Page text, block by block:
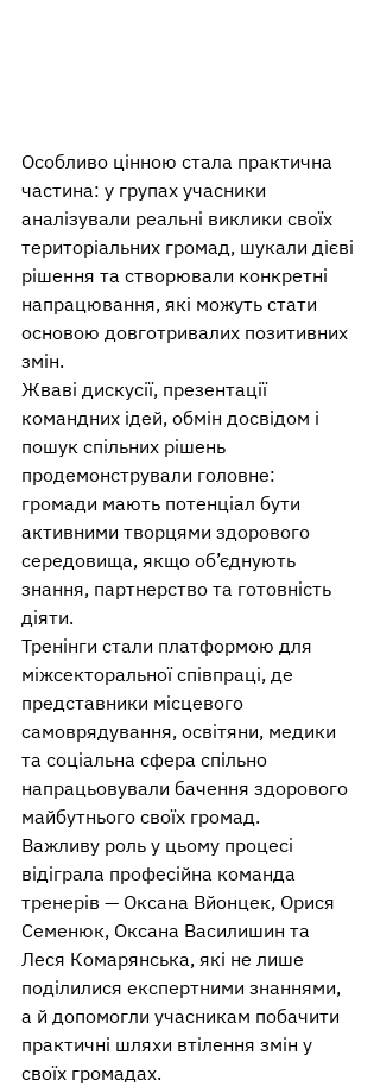
Особливо цінною стала практична
частина: у групах учасники
аналізували реальні виклики своїх
територіальних громад, шукали дієві
рішення та створювали конкретні
напрацювання, які можуть стати
основою довготривалих позитивних
змін.
Жваві дискусії, презентації
командних ідей, обмін досвідом і
пошук спільних рішень
продемонстрували головне:
громади мають потенціал бути
активними творцями здорового
середовища, якщо об’єднують
знання, партнерство та готовність
діяти.
Тренінги стали платформою для
міжсекторальної співпраці, де
представники місцевого
самоврядування, освітяни, медики
та соціальна сфера спільно
напрацьовували бачення здорового
майбутнього своїх громад.
Важливу роль у цьому процесі
відіграла професійна команда
тренерів — Оксана Вйонцек, Орися
Семенюк, Оксана Василишин та
Леся Комарянська, які не лише
поділилися експертними знаннями,
а й допомогли учасникам побачити
практичні шляхи втілення змін у
своїх громадах.